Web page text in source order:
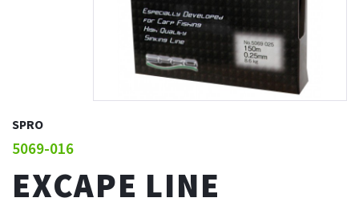
SPRO
5069-016
EXCAPE LINE